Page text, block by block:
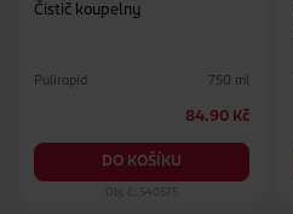
Čistič koupelny
Pulirapid 750 ml
84.90 Kč
DO KOŠÍKU
Obj. č.: 540575